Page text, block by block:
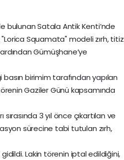
bulunan Satala Antik Kenti’nde
Squamata" modeli zırh, titiz
Gümüşhane’ye
birimim tarafından yapılan
Gaziler Günü kapsamında
sırasında 3 yıl önce çıkartılan ve
sürecine tabi tutulan zırh,
Lakin törenin iptal edildiğini,